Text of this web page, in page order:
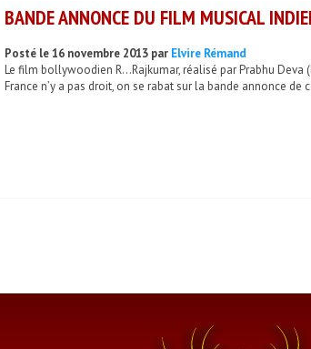
BANDE ANNONCE DU FILM MUSICAL
Posté le 16 novembre 2013 par Elvire Rémand
Le film bollywoodien R…Rajkumar, réalisé par Prabhu Deva
France n’y a pas droit, on se rabat sur la bande annonce de